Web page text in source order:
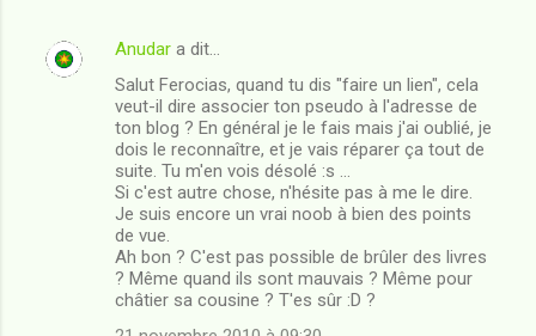
Anudar a dit…
Salut Ferocias, quand tu dis "faire un lien", cela
veut-il dire associer ton pseudo à l'adresse de
ton blog ? En général je le fais mais j'ai oublié, je
dois le reconnaître, et je vais réparer ça tout de
suite. Tu m'en vois désolé :s ...
Si c'est autre chose, n'hésite pas à me le dire.
Je suis encore un vrai noob à bien des points
de vue.
Ah bon ? C'est pas possible de brûler des livres
? Même quand ils sont mauvais ? Même pour
châtier sa cousine ? T'es sûr :D ?